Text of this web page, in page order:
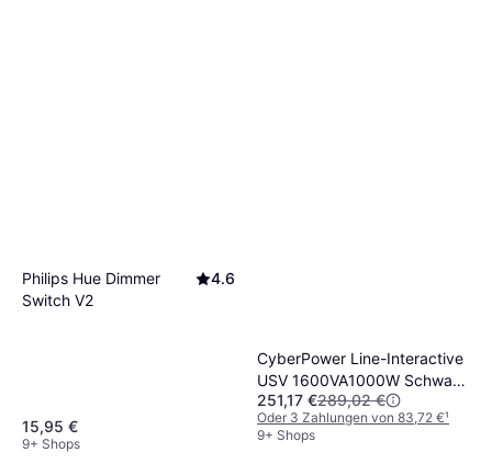
Philips Hue Dimmer
Switch V2
4.6
15,95 €
9+ Shops
CyberPower Line-Interactive
USV 1600VA1000W Schwarz
36
251,17 €289,02 €
Oder 3 Zahlungen von 83,72 €¹
9+ Shops